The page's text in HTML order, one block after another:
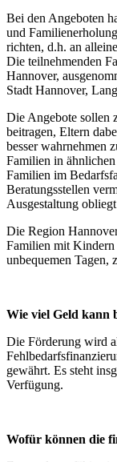
Bei den Angeboten
und
richten, d.h. an
Die teilnehmenden
Hannover,
Stadt Hannover,
Die Angebote sollen
beitragen, Eltern
besser wahrnehmen
Familien in
Familien im
Beratungsstellen
Ausgestaltung
Die Region
Familien mit Kindern
unbequemen Tagen,
Wie viel Geld kann
Die Förderung wird
gewährt. Es steht
Verfügung.
Wofür können die